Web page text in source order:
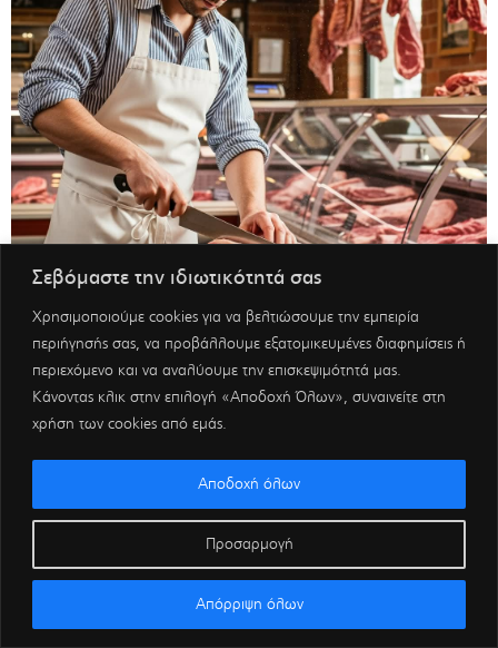
Σεβόμαστε την ιδιωτικότητά σας
Χρησιμοποιούμε cookies για να βελτιώσουμε την εμπειρία
περιήγησής σας, να προβάλλουμε εξατομικευμένες διαφημίσεις ή
περιεχόμενο και να αναλύουμε την επισκεψιμότητά μας.
Κάνοντας κλικ στην επιλογή «Αποδοχή Όλων», συναινείτε στη
χρήση των cookies από εμάς.
Προσαρμογή
Απόρριψη όλων
Αποδοχή όλων